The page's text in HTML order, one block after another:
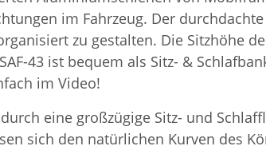
im Fahrzeug. Der
zu gestalten. Die Sitzhöhe
43 ist bequem als Sitz- &
im Video!
eine großzügige Sitz- und
sich den natürlichen Kurven des